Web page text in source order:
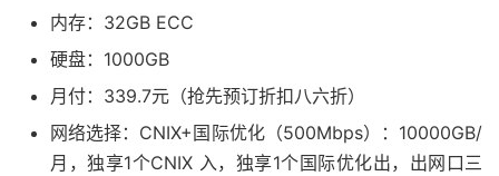
内存：32GB ECC
硬盘：1000GB
月付：339.7元（抢先预订折扣八六折）
网络选择：CNIX+国际优化（500Mbps）：10000GB/
月，独享1个CNIX 入，独享1个国际优化出，出网口三